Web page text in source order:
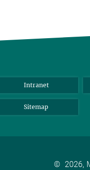
Intranet
Sitemap
© 2026,